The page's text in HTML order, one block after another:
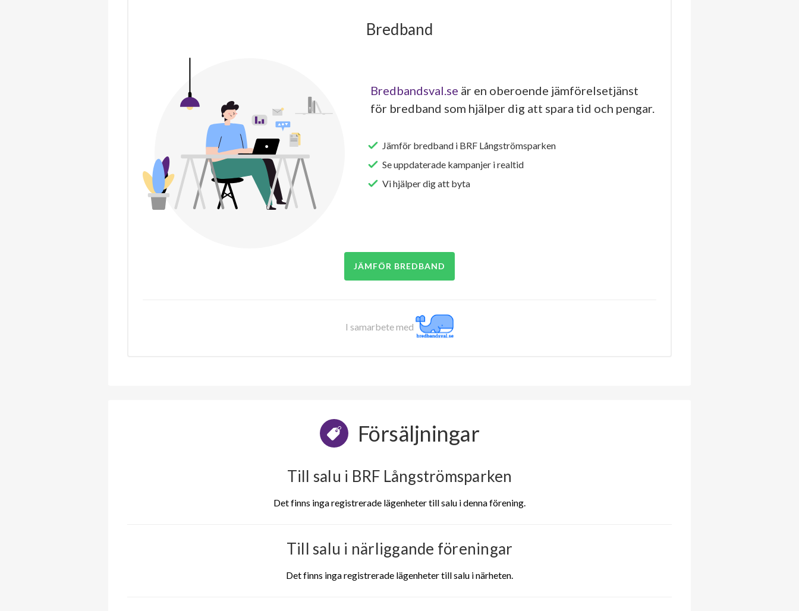
Bredband
Bredbandsval.se är en oberoende jämförelsetjänst
för bredband som hjälper dig att spara tid och pengar.
Jämför bredband i BRF Långströmsparken
Se uppdaterade kampanjer i realtid
Vi hjälper dig att byta
JÄMFÖR BREDBAND
I samarbete med
Försäljningar
Till salu i BRF Långströmsparken
Det finns inga registrerade lägenheter till salu i denna förening.
Till salu i närliggande föreningar
Det finns inga registrerade lägenheter till salu i närheten.